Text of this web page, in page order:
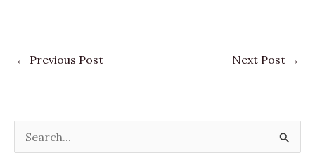
← Previous Post Next Post →
e